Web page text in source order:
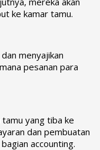
ke kamar tamu.
menyajikan
pesanan para
yang tiba ke
dan pembuatan
accounting.